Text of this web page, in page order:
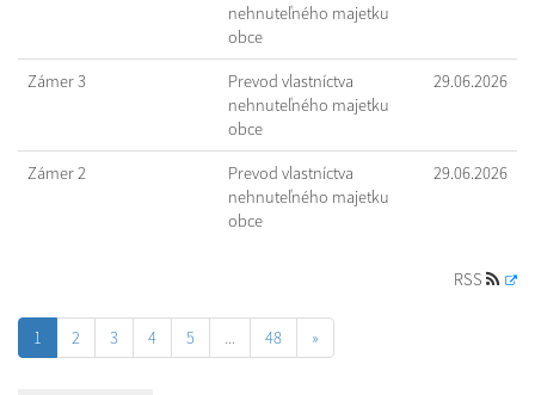
nehnuteľného majetku
obce
Zámer 3
Prevod vlastníctva
nehnuteľného majetku
obce
29.06.2026
Zámer 2
Prevod vlastníctva
nehnuteľného majetku
obce
29.06.2026
RSS
1 2 3 4 5 ... 48 »